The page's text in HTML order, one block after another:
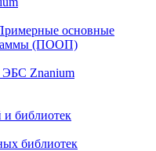
основные
(ПООП)
ЭБС Znanium
и библиотек
библиотек